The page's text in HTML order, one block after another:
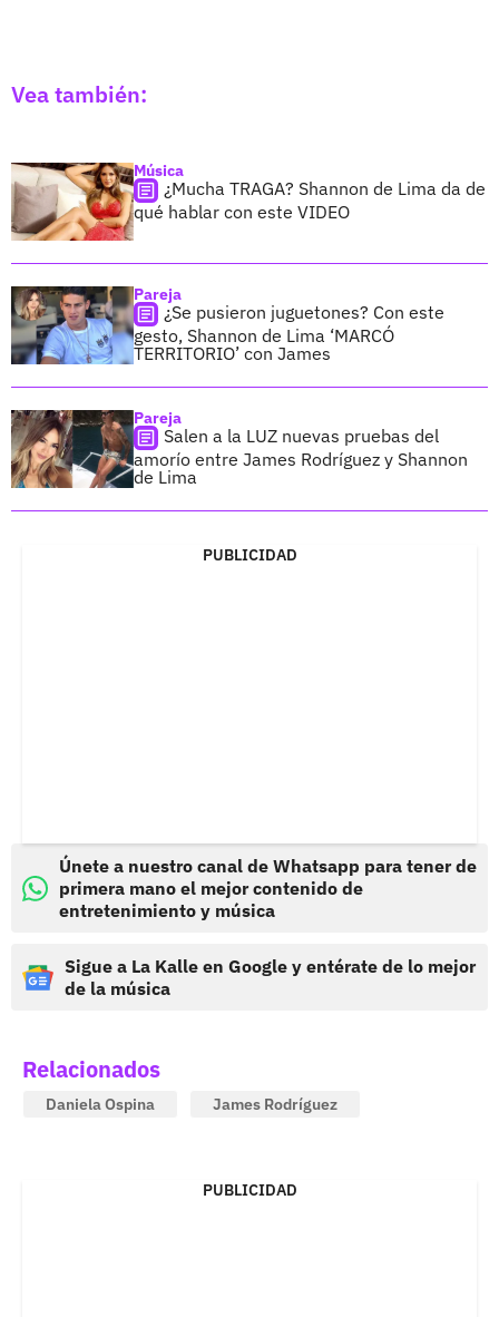
Vea también:
Música
¿Mucha TRAGA? Shannon de Lima da de
qué hablar con este VIDEO
Pareja
¿Se pusieron juguetones? Con este
gesto, Shannon de Lima ‘MARCÓ
TERRITORIO’ con James
Pareja
Salen a la LUZ nuevas pruebas del
amorío entre James Rodríguez y Shannon
de Lima
PUBLICIDAD
Únete a nuestro canal de Whatsapp para tener de
primera mano el mejor contenido de
entretenimiento y música
Sigue a La Kalle en Google y entérate de lo mejor
de la música
Relacionados
Daniela Ospina James Rodríguez
PUBLICIDAD